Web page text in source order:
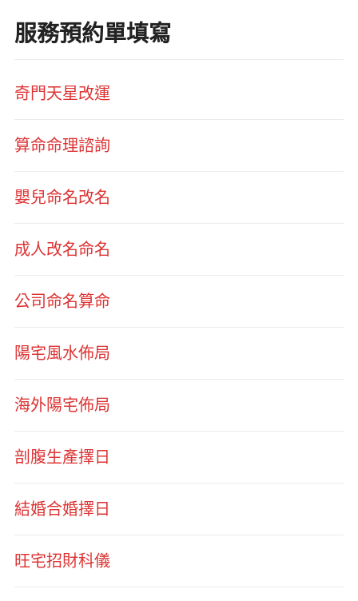
服務預約單填寫
奇門天星改運
算命命理諮詢
嬰兒命名改名
成人改名命名
公司命名算命
陽宅風水佈局
海外陽宅佈局
剖腹生產擇日
結婚合婚擇日
旺宅招財科儀